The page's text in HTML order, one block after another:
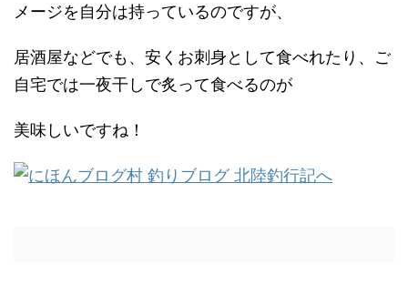
メージを自分は持っているのですが、
居酒屋などでも、安くお刺身として食べれたり、ご
自宅では一夜干しで炙って食べるのが
美味しいですね！